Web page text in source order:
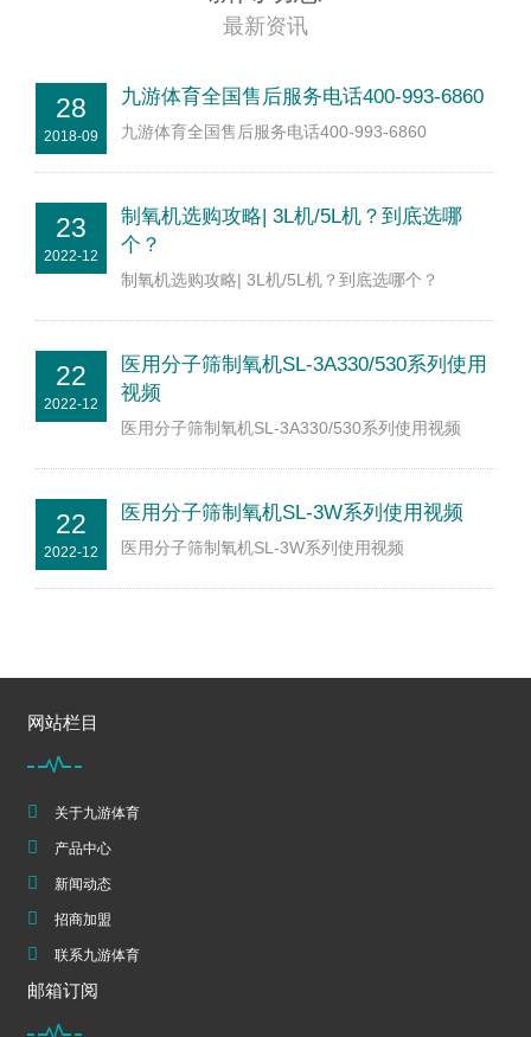
最新资讯
28
2018-09
九游体育全国售后服务电话400-993-6860
九游体育全国售后服务电话400-993-6860
23
2022-12
制氧机选购攻略| 3L机/5L机？到底选哪
个？
制氧机选购攻略| 3L机/5L机？到底选哪个？
22
2022-12
医用分子筛制氧机SL-3A330/530系列使用
视频
医用分子筛制氧机SL-3A330/530系列使用视频
22
2022-12
医用分子筛制氧机SL-3W系列使用视频
医用分子筛制氧机SL-3W系列使用视频
网站栏目
关于九游体育
产品中心
新闻动态
招商加盟
联系九游体育
邮箱订阅